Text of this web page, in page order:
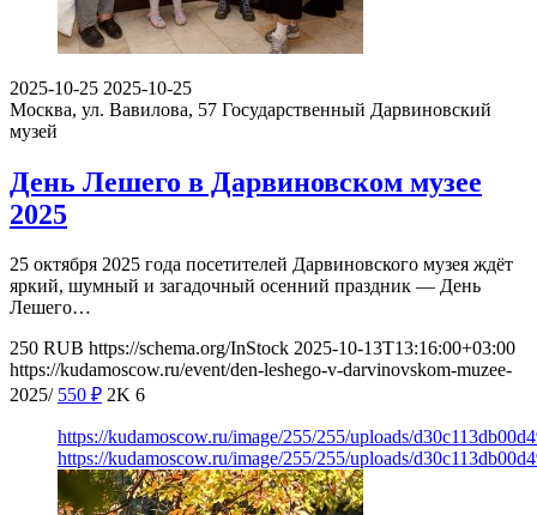
2025-10-25 2025-10-25
Москва, ул. Вавилова, 57 Государственный Дарвиновский
музей
День Лешего в Дарвиновском музее
2025
25 октября 2025 года посетителей Дарвиновского музея ждёт
яркий, шумный и загадочный осенний праздник — День
Лешего…
250 RUB https://schema.org/InStock 2025-10-13T13:16:00+03:00
https://kudamoscow.ru/event/den-leshego-v-darvinovskom-muzee-
2025/ 550 ₽ 2K 6
https://kudamoscow.ru/image/255/255/uploads/
https://kudamoscow.ru/image/255/255/uploads/